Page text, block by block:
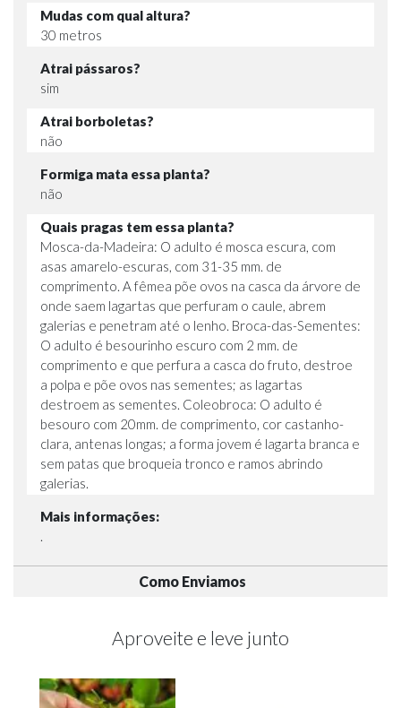
Mudas com qual altura?
30 metros
Atrai pássaros?
sim
Atrai borboletas?
não
Formiga mata essa planta?
não
Quais pragas tem essa planta?
Mosca-da-Madeira: O adulto é mosca escura, com
asas amarelo-escuras, com 31-35 mm. de
comprimento. A fêmea põe ovos na casca da árvore de
onde saem lagartas que perfuram o caule, abrem
galerias e penetram até o lenho. Broca-das-Sementes:
O adulto é besourinho escuro com 2 mm. de
comprimento e que perfura a casca do fruto, destroe
a polpa e põe ovos nas sementes; as lagartas
destroem as sementes. Coleobroca: O adulto é
besouro com 20mm. de comprimento, cor castanho-
clara, antenas longas; a forma jovem é lagarta branca e
sem patas que broqueia tronco e ramos abrindo
galerias.
Mais informações:
.
Como Enviamos
Aproveite e leve junto